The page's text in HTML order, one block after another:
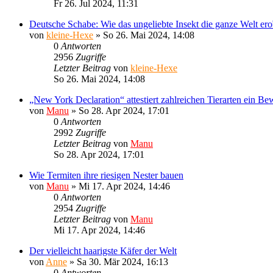
Fr 26. Jul 2024, 11:31
Deutsche Schabe: Wie das ungeliebte Insekt die ganze Welt
von kleine-Hexe » So 26. Mai 2024, 14:08
0 Antworten
2956 Zugriffe
Letzter Beitrag von kleine-Hexe
So 26. Mai 2024, 14:08
„New York Declaration“ attestiert zahlreichen Tierarten ein
von Manu » So 28. Apr 2024, 17:01
0 Antworten
2992 Zugriffe
Letzter Beitrag von Manu
So 28. Apr 2024, 17:01
Wie Termiten ihre riesigen Nester bauen
von Manu » Mi 17. Apr 2024, 14:46
0 Antworten
2954 Zugriffe
Letzter Beitrag von Manu
Mi 17. Apr 2024, 14:46
Der vielleicht haarigste Käfer der Welt
von Anne » Sa 30. Mär 2024, 16:13